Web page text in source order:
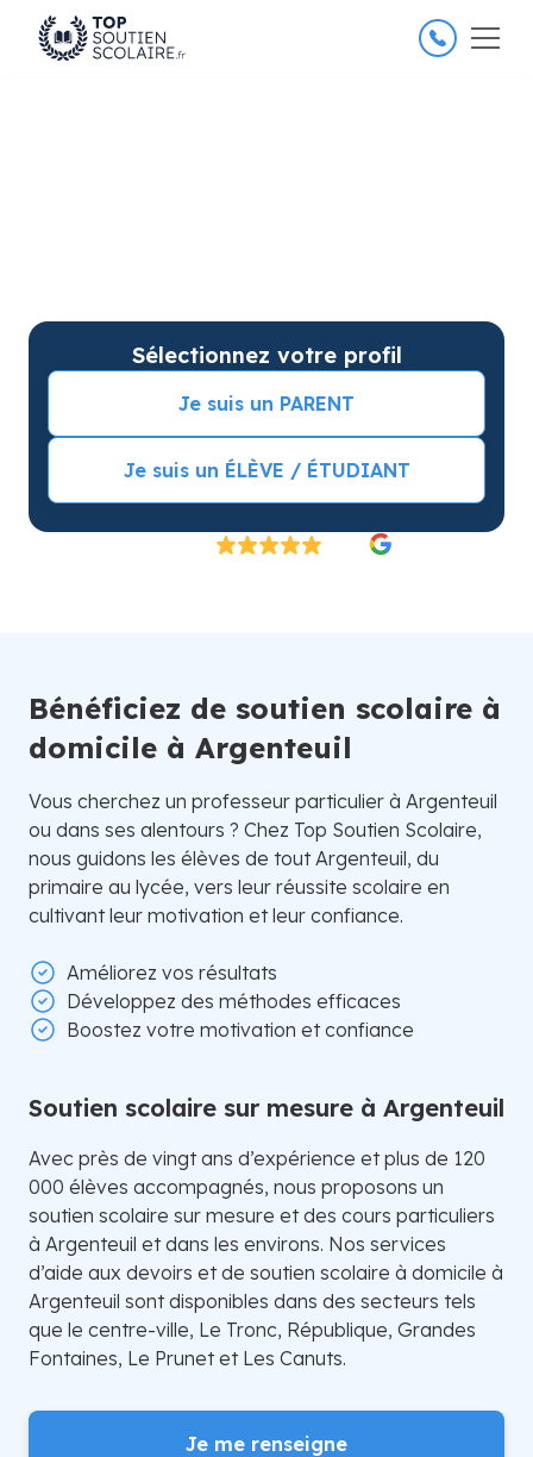
26 000 élèves satisfaits
Sélectionnez votre profil
Je suis un PARENT
Je suis un ÉLÈVE / ÉTUDIANT
Bénéficiez de soutien scolaire à
domicile à Argenteuil
Vous cherchez un professeur particulier à Argenteuil
ou dans ses alentours ? Chez Top Soutien Scolaire,
nous guidons les élèves de tout Argenteuil, du
primaire au lycée, vers leur réussite scolaire en
cultivant leur motivation et leur confiance.
Améliorez vos résultats
Développez des méthodes efficaces
Boostez votre motivation et confiance
Soutien scolaire sur mesure à Argenteuil
Avec près de vingt ans d’expérience et plus de 120
000 élèves accompagnés, nous proposons un
soutien scolaire sur mesure et des cours particuliers
à Argenteuil et dans les environs. Nos services
d’aide aux devoirs et de soutien scolaire à domicile à
Argenteuil sont disponibles dans des secteurs tels
que le centre-ville, Le Tronc, République, Grandes
Fontaines, Le Prunet et Les Canuts.
Je me renseigne